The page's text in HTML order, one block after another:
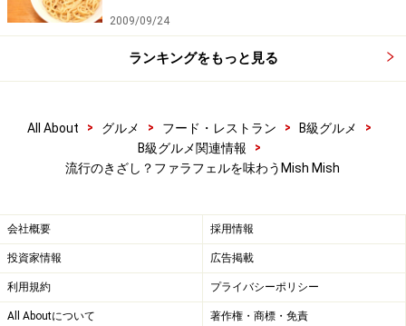
【営業時間】：17:00－24:00（Food 23:00L.O. Drink
23:30L.O.）
【定休日】：日祝（予約のみ営業）
※記事内容は執筆時点のものです。最新の内容をご確認くださ
※メニューや料金などのデータは、取材時または記事公開時点で
2009/09/24
ランキングをもっと見る
All About > グルメ > フード・レストラン > B級グルメ
>
B級グルメ関連情報
>
流行のきざし？ファラフェルを味わうMish Mish
会社概要 採用情報
投資家情報 広告掲載
利用規約 プライバシーポリシー
All Aboutについて 著作権・商標・免責